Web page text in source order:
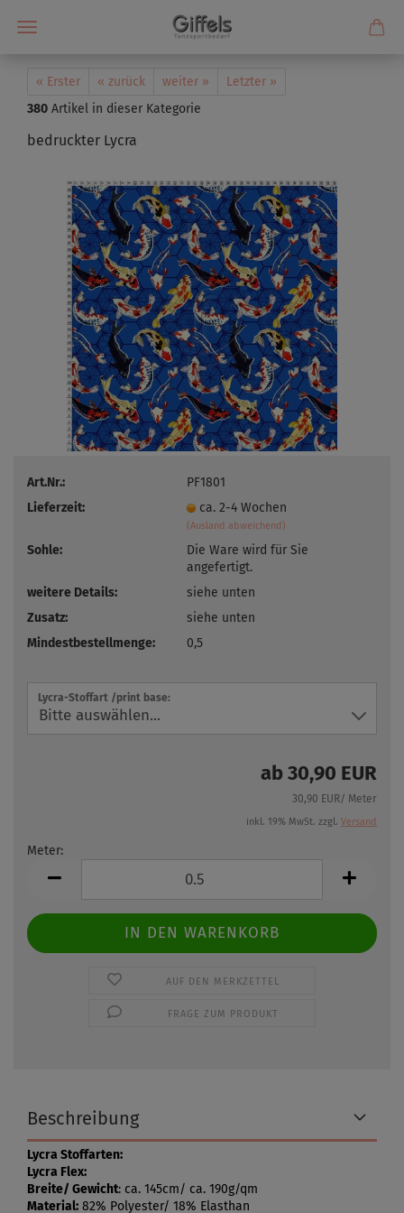
« Erster « zurück weiter »
Letzter »
380 Artikel in dieser Kategorie
bedruckter Lycra
Art.Nr.:
PF1801
Lieferzeit:
ca. 2-4 Wochen
(Ausland abweichend)
Sohle:
Die Ware wird für Sie
angefertigt.
weitere Details:
siehe unten
Zusatz:
siehe unten
Mindestbestellmenge:
0,5
Lycra-Stoffart /print base:
ab 30,90 EUR
30,90 EUR/ Meter
inkl. 19% MwSt. zzgl. Versand
Meter:
AUF DEN MERKZETTEL
FRAGE ZUM PRODUKT
Beschreibung
Lycra Stoffarten:
Lycra Flex:
Breite/ Gewicht: ca. 145cm/ ca. 190g/qm
Material: 82% Polyester/ 18% Elasthan